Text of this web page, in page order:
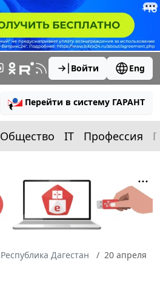
Войти Eng
Перейти в систему ГАРАНТ
Общество IT Профессия
Республика Дагестан
20 апреля